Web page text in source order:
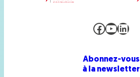
Facebook YouTube LinkedIn
Abonnez-vous
à la newsletter